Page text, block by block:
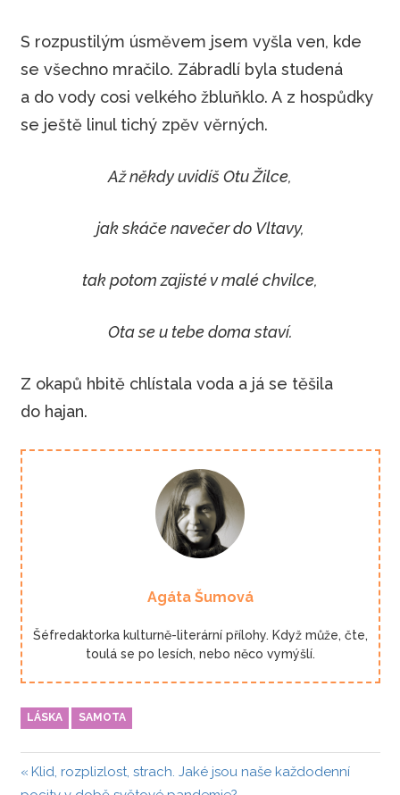
S rozpustilým úsměvem jsem vyšla ven, kde
se všechno mračilo. Zábradlí byla studená
a do vody cosi velkého žbluňklo. A z hospůdky
se ještě linul tichý zpěv věrných.
Až někdy uvidíš Otu Žilce,
jak skáče navečer do Vltavy,
tak potom zajisté v malé chvilce,
Ota se u tebe doma staví.
Z okapů hbitě chlístala voda a já se těšila
do hajan.
Agáta Šumová
Šéfredaktorka kulturně-literární přílohy. Když může, čte,
toulá se po lesích, nebo něco vymýšlí.
LÁSKA SAMOTA
Navigace
Předchozí
Klid, rozplizlost, strach. Jaké jsou naše každodenní